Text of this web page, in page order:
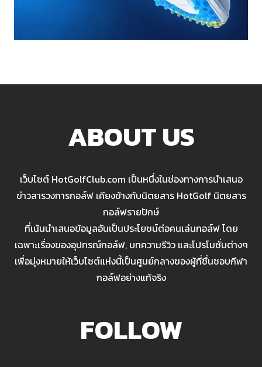
ABOUT US
เว็บไซต์ HotGolfClub.com เป็นหนึ่งในช่องทางการนำเสนอ
ข่าวสารวงการกอล์ฟ เคียงข้างกับนิตยสาร HotGolf นิตยสาร
กอล์ฟรายปักษ์
ที่เน้นนำเสนอข้อมูลอันเป็นประโยชน์ต่อคนเล่นกอล์ฟ โดย
เฉพาะเรื่องของอุปกรณ์กอล์ฟ, บทความรีวิว และโปรโมชั่นต่างๆ
เพื่อมุ่งหมายให้เว็บไซต์แห่งนี้เป็นศูนย์กลางของผู้ที่ชื่นชอบกีฬา
กอล์ฟอย่างแท้จริง
FOLLOW